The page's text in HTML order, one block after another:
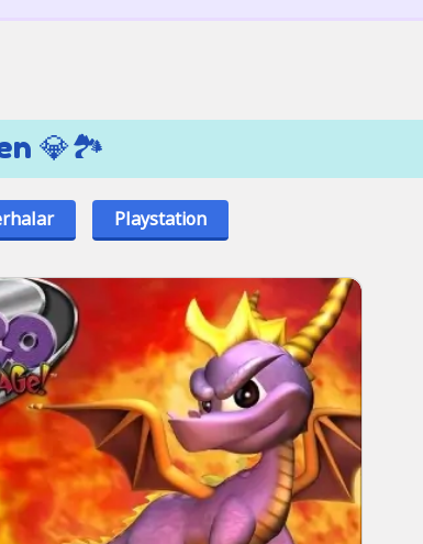
💎🏞️
Playstation